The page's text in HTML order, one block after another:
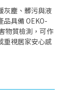
灰塵、髒污與液
品具備 OEKO-
物質檢測，可作
重視居家安心感